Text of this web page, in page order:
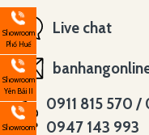
Showroom
Phố Huế
Showroom
Yên Bái II
Showroom
Live chat
0911 815 570
0947 143 993